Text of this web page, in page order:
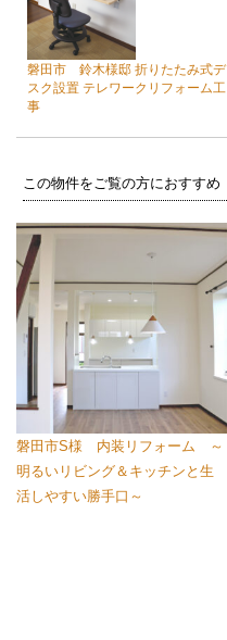
磐田市 鈴木様邸 折りたたみ式デ
スク設置 テレワークリフォーム工
事
この物件をご覧の方におすすめ
磐田市S様 内装リフォーム ～
明るいリビング＆キッチンと生
活しやすい勝手口～